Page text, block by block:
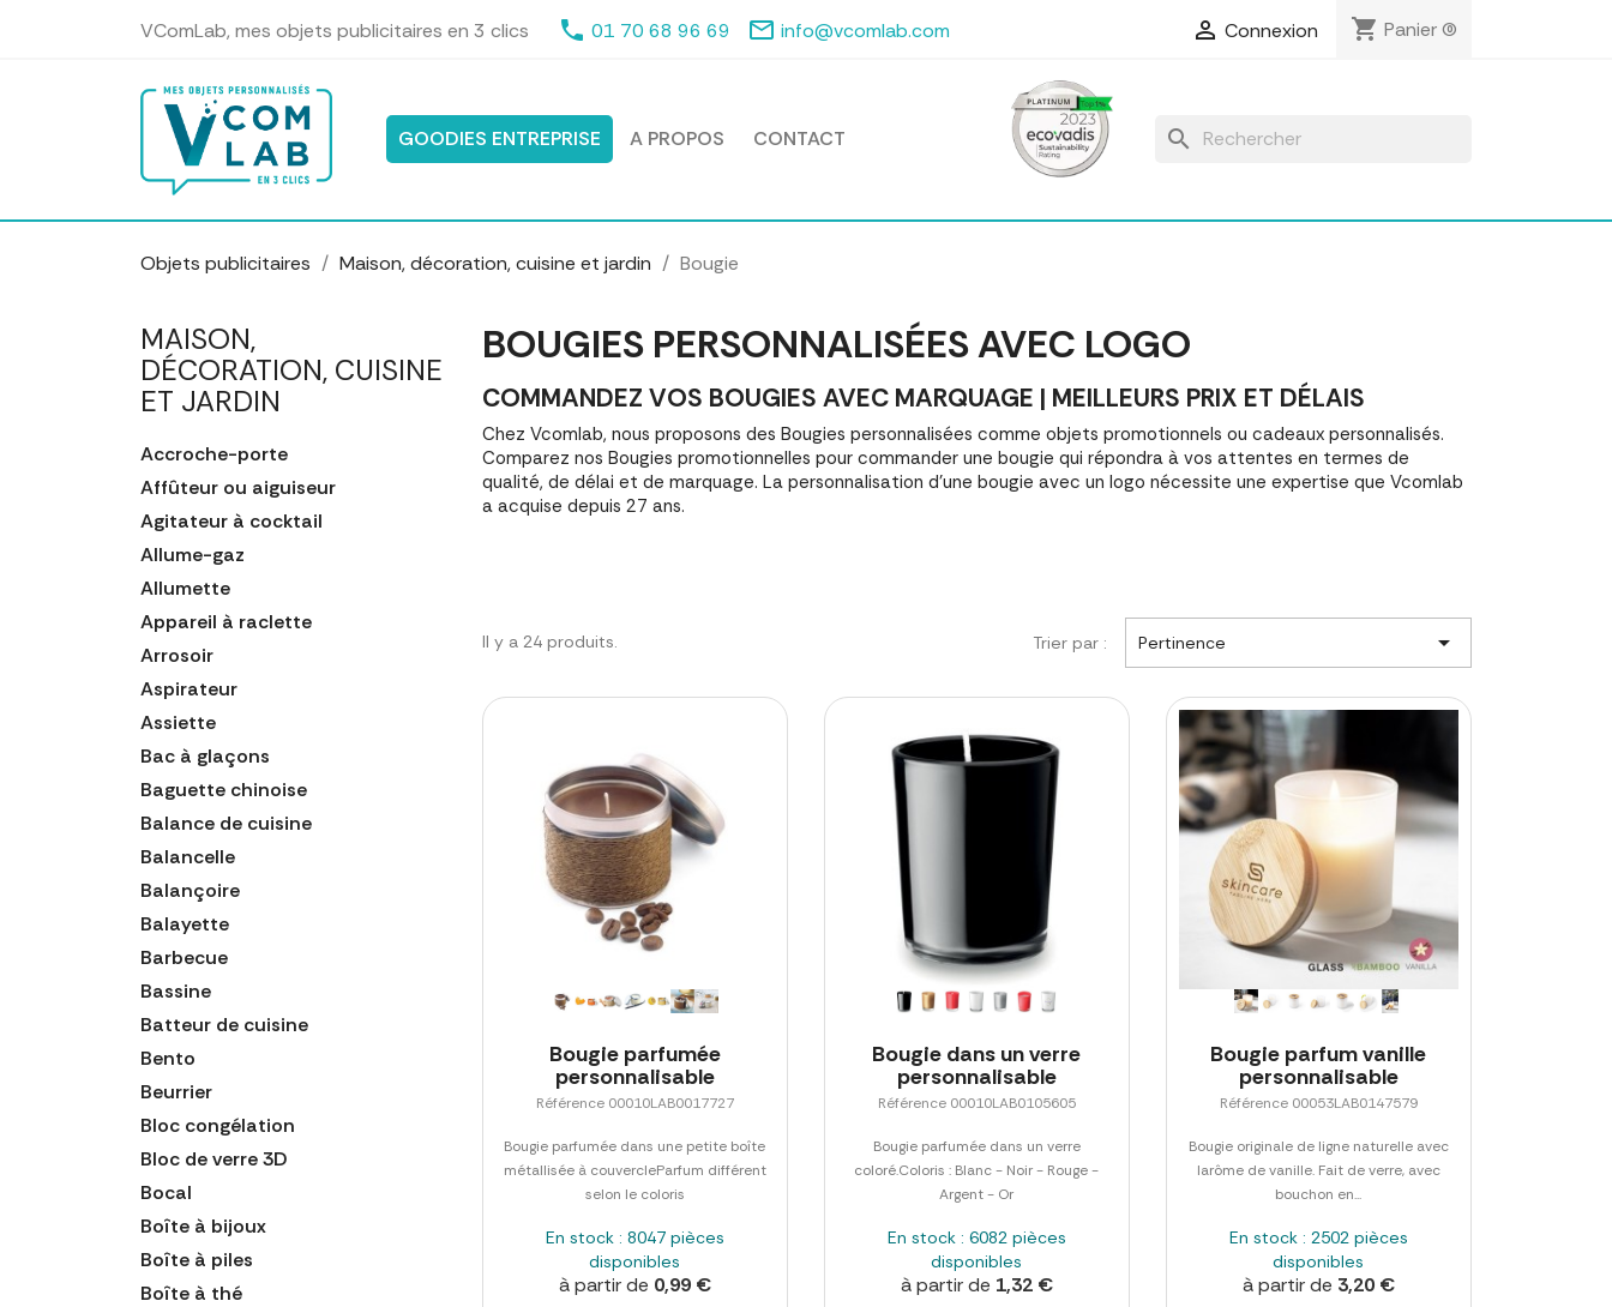
VComLab, mes objets publicitaires en 3 clics phone 01 70 68 96 69 mail_outline info@vcomlab.com  Connexion shopping_cart Panier(0)
GOODIES ENTREPRISE A PROPOS CONTACT search
Objets publicitaires Maison, décoration, cuisine et jardin Bougie
MAISON,
DÉCORATION, CUISINE
ET JARDIN
Accroche-porte
Affûteur ou aiguiseur
Agitateur à cocktail
Allume-gaz
Allumette
Appareil à raclette
Arrosoir
Aspirateur
Assiette
Bac à glaçons
Baguette chinoise
Balance de cuisine
Balancelle
Balançoire
Balayette
Barbecue
Bassine
Batteur de cuisine
Bento
Beurrier
Bloc congélation
Bloc de verre 3D
Bocal
Boîte à bijoux
Boîte à piles
Boîte à thé
BOUGIES PERSONNALISÉES AVEC LOGO
COMMANDEZ VOS BOUGIES AVEC MARQUAGE | MEILLEURS PRIX ET DÉLAIS
Chez Vcomlab, nous proposons des Bougies personnalisées comme objets promotionnels ou cadeaux personnalisés.
Comparez nos Bougies promotionnelles pour commander une bougie qui répondra à vos attentes en termes de
qualité, de délai et de marquage. La personnalisation d'une bougie avec un logo nécessite une expertise que Vcomlab
a acquise depuis 27 ans.
Il y a 24 produits. Trier par : Pertinence 
Bougie parfumée
personnalisable
Référence 00010LAB0017727
Bougie parfumée dans une petite boîte
métallisée à couvercleParfum différent
selon le coloris
En stock : 8047 pièces
disponibles
à partir de 0,99 €
Bougie dans un verre
personnalisable
Référence 00010LAB0105605
Bougie parfumée dans un verre
coloré.Coloris : Blanc - Noir - Rouge -
Argent - Or
En stock : 6082 pièces
disponibles
à partir de 1,32 €
Bougie parfum vanille
personnalisable
Référence 00053LAB0147579
Bougie originale de ligne naturelle avec
larôme de vanille. Fait de verre, avec
bouchon en...
En stock : 2502 pièces
disponibles
à partir de 3,20 €